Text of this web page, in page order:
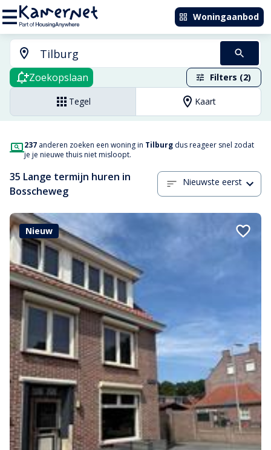
Woningaanbod
Zoekopslaan Filters (2)
Tegel Kaart
237 anderen zoeken een woning in Tilburg dus reageer snel zodat
je je nieuwe thuis niet misloopt.
35 Lange termijn huren in
Bosscheweg
Nieuwste eerst
Nieuw